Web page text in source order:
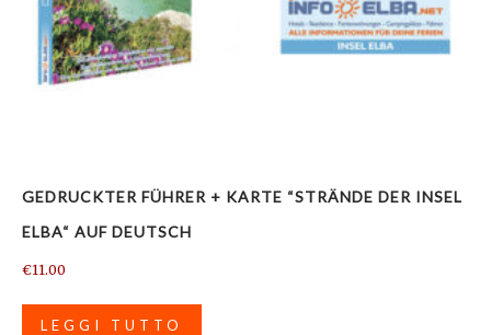
GEDRUCKTER FÜHRER + KARTE “STRÄNDE DER INSEL
ELBA“ AUF DEUTSCH
€11.00
LEGGI TUTTO